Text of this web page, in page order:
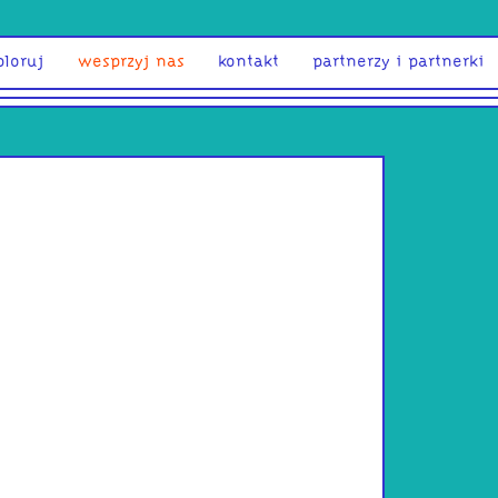
wesprzyj nas kontakt partnerzy i partnerki